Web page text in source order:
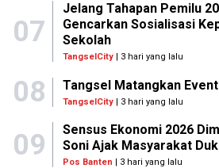
07
Jelang Tahapan Pemilu
Gencarkan Sosialisasi
Sekolah
TangselCity| 3 hari yang lalu
08 Tangsel Matangkan
TangselCity | 3 hari yang lalu
09
Sensus Ekonomi 2026
Soni Ajak Masyarakat
Pos Banten | 3 hari yang lalu